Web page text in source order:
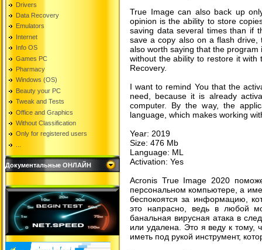
Drivers
Data Recovery
Emulators
Internet
Info OS
Games PC
Pharmacy
Windows (OS)
Beauty your PC
Tweak and Tests
Office and Graphics
Without Classification
Only for registered users
Документальные ОНЛАЙН
True Image can also back up
opinion is the ability to store
saving data several times than if
save a copy also on a flash
also worth saying that the
without the ability to restore it with
Recovery.
I want to remind You that the
need, because it is already
computer. By the way, the
language, which makes working
Year: 2019
Size: 476 Mb
Language: ML
Activation: Yes
Acronis True Image 2020
персональном компьютере, а
беспокоятся за информацию,
это напрасно, ведь в любой
банальная вирусная атака в
или удалена. Это я веду к тому,
иметь под рукой инструмент,